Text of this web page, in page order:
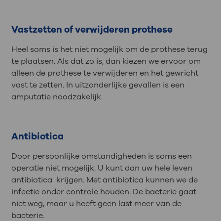
Vastzetten of verwijderen prothese
Heel soms is het niet mogelijk om de prothese terug
te plaatsen. Als dat zo is, dan kiezen we ervoor om
alleen de prothese te verwijderen en het gewricht
vast te zetten. In uitzonderlijke gevallen is een
amputatie noodzakelijk.
Antibiotica
Door persoonlijke omstandigheden is soms een
operatie niet mogelijk. U kunt dan uw hele leven
antibiotica krijgen. Met antibiotica kunnen we de
infectie onder controle houden. De bacterie gaat
niet weg, maar u heeft geen last meer van de
bacterie.